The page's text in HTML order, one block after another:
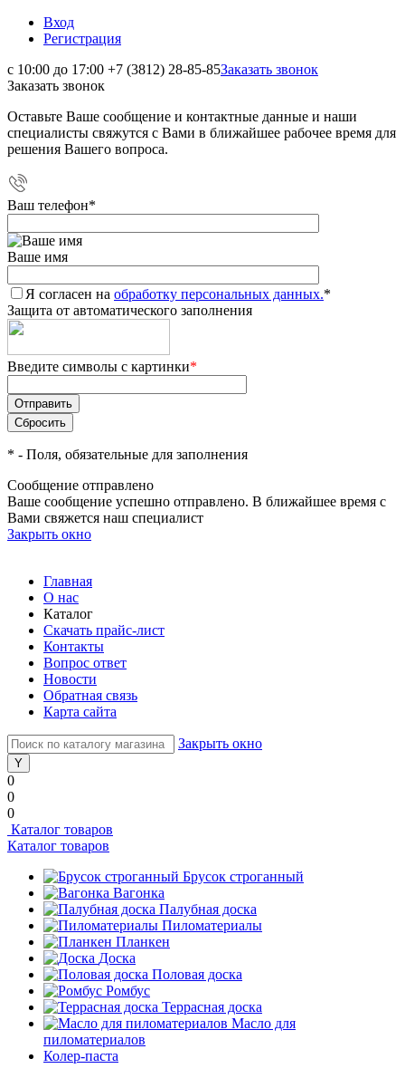
Вход
Регистрация
с 10:00 до 17:00 +7 (3812) 28-85-85Заказать звонок
Заказать звонок
Оставьте Ваше сообщение и контактные данные и наши
специалисты свяжутся с Вами в ближайшее рабочее время для
решения Вашего вопроса.
Ваш телефон*
Ваше имя
Я согласен на обработку персональных данных.*
Защита от автоматического заполнения
Введите символы с картинки*
* - Поля, обязательные для заполнения
Сообщение отправлено
Ваше сообщение успешно отправлено. В ближайшее время с
Вами свяжется наш специалист
Закрыть окно
Главная
О нас
Каталог
Скачать прайс-лист
Контакты
Вопрос ответ
Новости
Обратная связь
Карта сайта
Закрыть окно
0
0
0
Каталог товаров
Каталог товаров
Брусок строганный
Вагонка
Палубная доска
Пиломатериалы
Планкен
Доска
Половая доска
Ромбус
Террасная доска
Масло для
пиломатериалов
Колер-паста